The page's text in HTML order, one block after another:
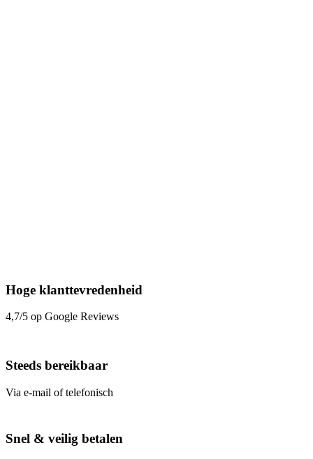
Hoge klanttevredenheid
4,7/5 op Google Reviews
Steeds bereikbaar
Via e-mail of telefonisch
Snel & veilig betalen